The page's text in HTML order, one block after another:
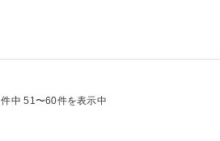
件中 51〜60件を表示中